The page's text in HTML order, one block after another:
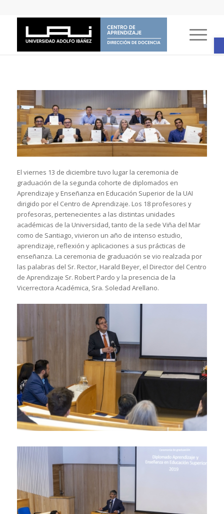
El viernes 13 de diciembre tuvo lugar la ceremonia de
graduación de la segunda cohorte de diplomados en
Aprendizaje y Enseñanza en Educación Superior de la UAI
dirigido por el Centro de Aprendizaje. Los 18 profesores y
profesoras, pertenecientes a las distintas unidades
académicas de la Universidad, tanto de la sede Viña del Mar
como de Santiago, vivieron un año de intenso estudio,
aprendizaje, reflexión y aplicaciones a sus prácticas de
enseñanza. La ceremonia de graduación se vio realzada por
las palabras del Sr. Rector, Harald Beyer, el Director del Centro
de Aprendizaje Sr. Robert Pardo y la presencia de la
Vicerrectora Académica, Sra. Soledad Arellano.